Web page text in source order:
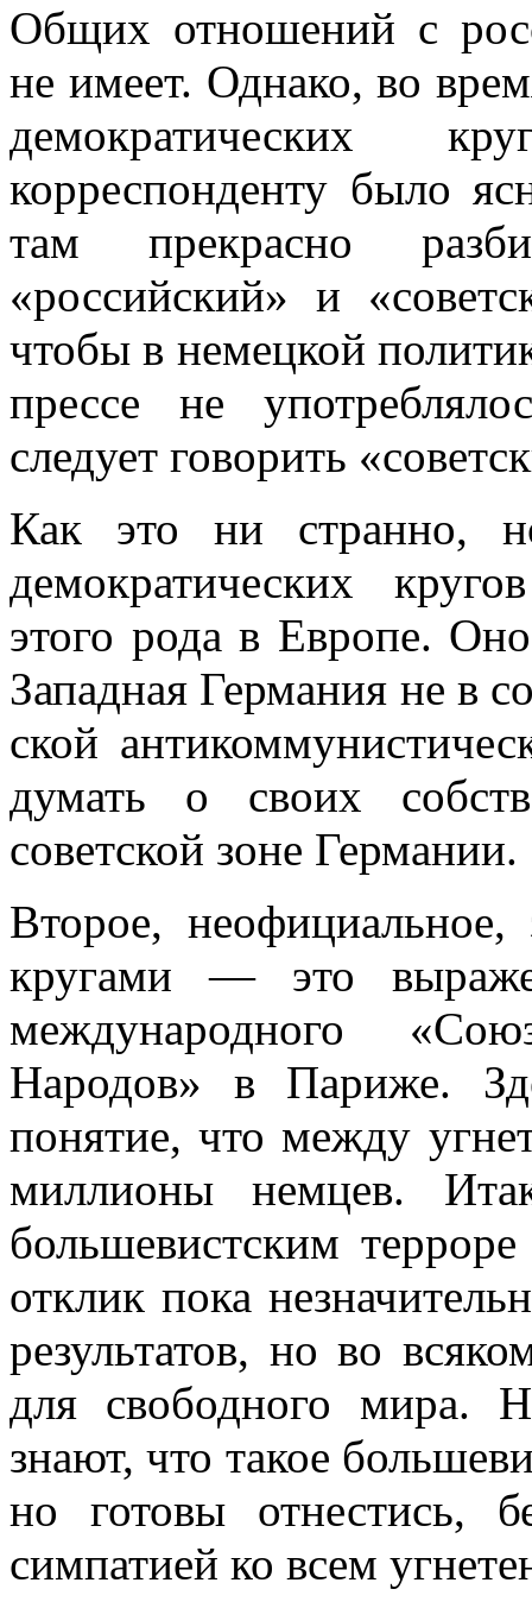
Общих отношений с
не имеет. Однако, во
демократических
корреспонденту было
там прекрас­но
«российский» и
чтобы в немецкой
прес­се не
следует говорить
Как это ни странно,
демократических
этого рода в Европе.
Западная Германия не в
ской
думать о своих
советской зоне Германии.
Второе, неофициальное,
кругами — это
международного
Народов» в Париже.
понятие, что между
миллионы немцев.
большевистским
отклик пока
результатов, но во
для свободного мира.
знают, что такое
но гото­вы отнестись,
симпатией ко всем